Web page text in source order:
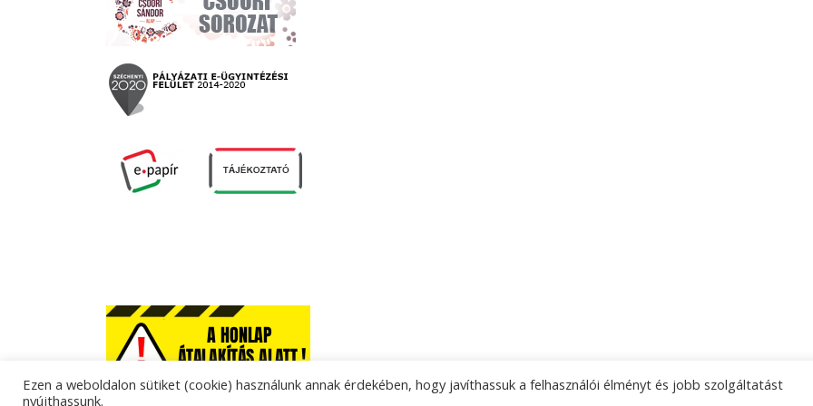
Ezen a weboldalon sütiket (cookie) használunk annak érdekében, hogy javíthassuk a felhasználói élményt és jobb szolgáltatást
nyújthassunk.